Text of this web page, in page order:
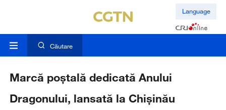
Language
Căutare
Marcă poștală dedicată Anului
Dragonului, lansată la Chișinău